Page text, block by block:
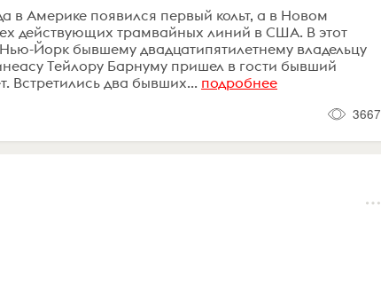
в Америке появился первый кольт, а в Новом
действующих трамвайных линий в США. В этот
Йорк бывшему двадцатипятилетнему владельцу
Тейлору Барнуму пришел в гости бывший
Встретились два бывших... подробнее
3667